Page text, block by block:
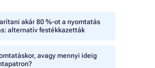
akár 80 %-ot a nyomtatás
alternatív festékkazetták
avagy mennyi ideig